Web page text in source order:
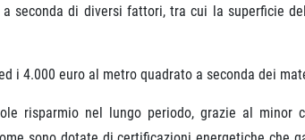
seconda di diversi fattori, tra cui la superficie
i 4.000 euro al metro quadrato a seconda dei
risparmio nel lungo periodo, grazie al minor